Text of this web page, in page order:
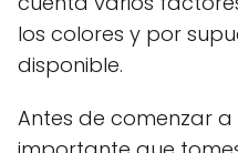
los colores y por
disponible.
Antes de comenzar